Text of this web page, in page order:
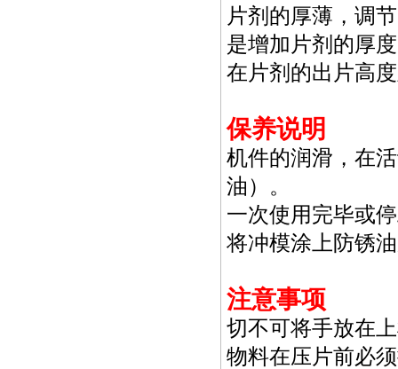
片剂的厚薄，调
是增加片剂的厚
在片剂的出片高
保养说明
机件的润滑，在
油）。
一次使用完毕或
将冲模涂上防锈
注意事项
切不可将手放在
物料在压片前必